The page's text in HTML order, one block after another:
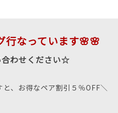
行なっています🌸🌸
合わせください☆
、お得なペア割引５％OFF＼